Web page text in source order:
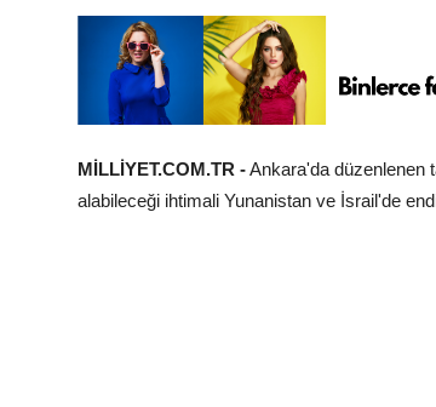
MİLLİYET.COM.TR -Ankara'da düzenlenen
alabileceği ihtimali Yunanistan ve İsrail'de